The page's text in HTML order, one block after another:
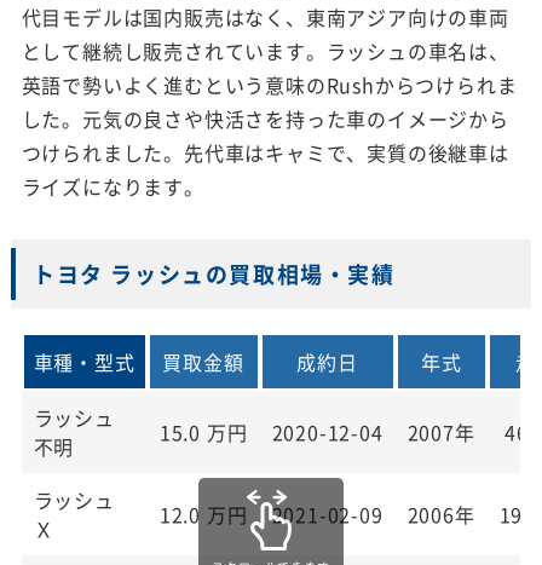
代目モデルは国内販売はなく、東南アジア向けの車両
として継続し販売されています。ラッシュの車名は、
英語で勢いよく進むという意味のRushからつけられま
した。元気の良さや快活さを持った車のイメージから
つけられました。先代車はキャミで、実質の後継車は
ライズになります。
トヨタ ラッシュの買取相場・実績
車種・型式 買取金額 成約日 年式
走
ラッシュ
不明
15.0 万円 2020-12-04 2007年
ラッシュ
Ｘ
12.0 万円 2021-02-09 2006年